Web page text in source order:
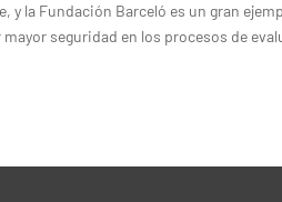
la Fundación Barceló es un gran
seguridad en los procesos de